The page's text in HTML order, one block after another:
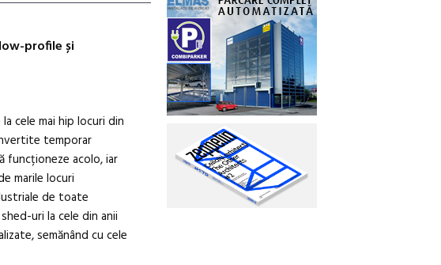
profile și
cele mai hip locuri din
temporar
funcționeze acolo, iar
marile locuri
de toate
uri la cele din anii
semănând cu cele